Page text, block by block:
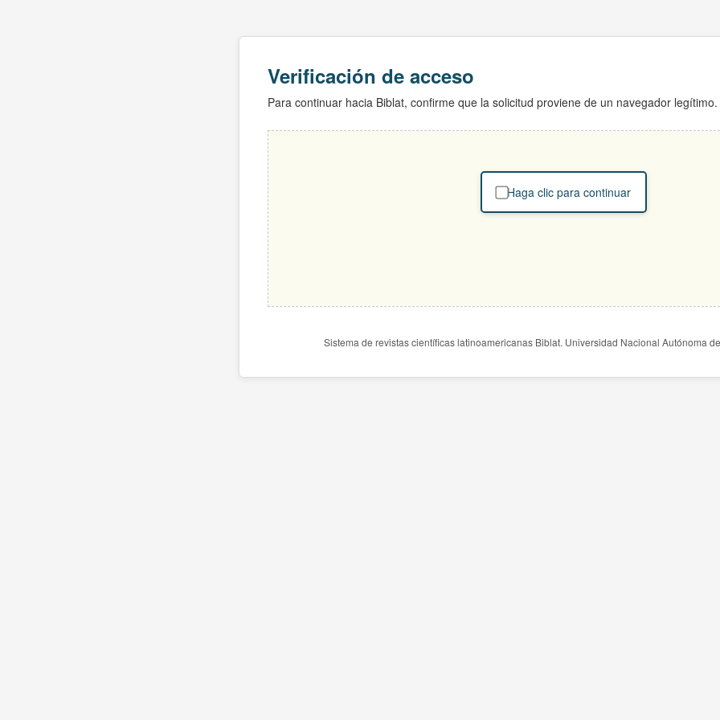
Verificación de acceso
Para continuar hacia Biblat, confirme que la solicitud proviene de un navegador legítimo.
Haga clic para continuar
Sistema de revistas científicas latinoamericanas Biblat. Universidad Nacional Autónoma